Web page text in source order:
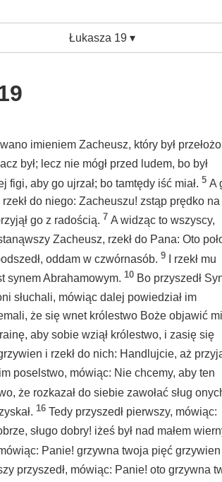
Łukasza 19 ▾
imieniem Zacheusz, który był
był; lecz nie mógł przed ludem, bo był
aby go ujrzał; bo tamtędy iść miał. 5 A
do niego: Zacheuszu! zstąp prędko na
go z radością. 7 A widząc to wszyscy,
Zacheusz, rzekł do Pana: Oto
oddam w czwórnasób. 9
I rzekł mu
synem Abrahamowym. 10 Bo przyszedł
słuchali, mówiąc dalej powiedział im
że się wnet królestwo Boże objawić
aby sobie wziął królestwo, i zasię się
i rzekł do nich: Handlujcie, aż
poselstwo, mówiąc: Nie chcemy, aby ten
że rozkazał do siebie zawołać sług
16 Tedy przyszedł pierwszy, mówiąc:
sługo dobry! iżeś był nad małem
Panie! grzywna twoja pięć grzywien
przyszedł, mówiąc: Panie! oto grzywna